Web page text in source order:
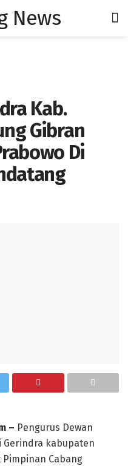
Kab.
Gibran
Di
– Pengurus Dewan
Gerindra kabupaten
Pimpinan Cabang